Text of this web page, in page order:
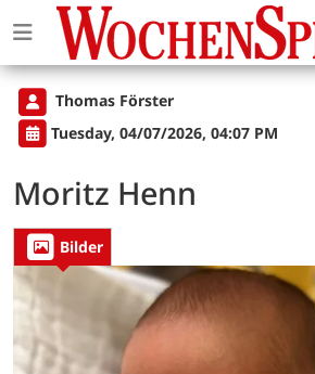
Thomas Förster
Tuesday, 04/07/2026, 04:07 PM
Moritz Henn
Bilder